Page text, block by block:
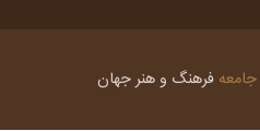
جامعه فرهنگ و هنرجهان